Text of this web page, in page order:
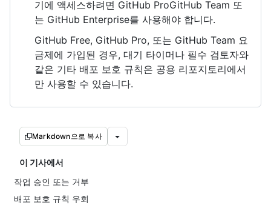
기에 액세스하려면 GitHub ProGitHub Team 또
는 GitHub Enterprise를 사용해야 합니다.
GitHub Free, GitHub Pro, 또는 GitHub Team 요
금제에 가입된 경우, 대기 타이머나 필수 검토자와
같은 기타 배포 보호 규칙은 공용 리포지토리에서
만 사용할 수 있습니다.
Markdown으로 복사
이 기사에서
작업 승인 또는 거부
배포 보호 규칙 우회